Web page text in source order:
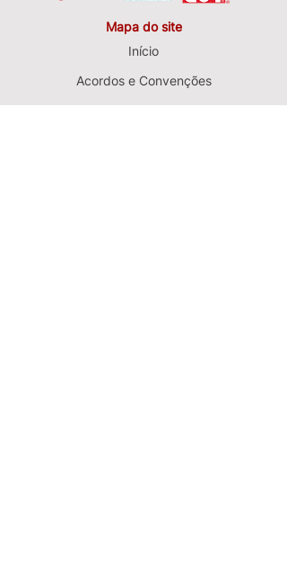
Mapa do site
Início
Acordos e Convenções
Sobre nós